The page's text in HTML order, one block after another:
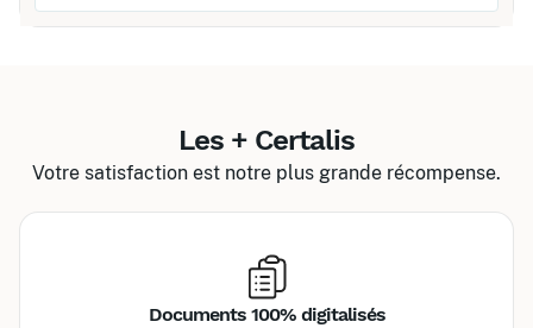
Les + Certalis
Votre satisfaction est notre plus grande récompense.
Documents 100% digitalisés